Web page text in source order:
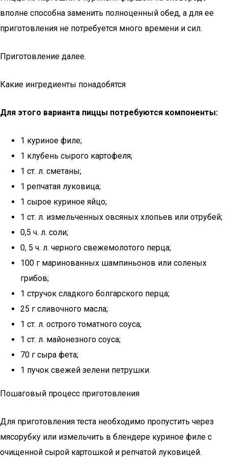
вполне способна заменить полноценный обед, а для ее
приготовления не потребуется много времени и сил.
Приготовление далее.
Какие ингредиенты понадобятся
Для этого варианта пиццы потребуются компоненты:
1 куриное филе;
1 клубень сырого картофеля;
1 ст. л. сметаны;
1 репчатая луковица;
1 сырое куриное яйцо;
1 ст. л. измельченных овсяных хлопьев или отрубей;
0,5 ч. л. соли;
0, 5 ч. л. черного свежемолотого перца;
100 г маринованных шампиньонов или соленых
грибов;
1 стручок сладкого болгарского перца;
25 г сливочного масла;
1 ст. л. острого томатного соуса;
1 ст. л. майонезного соуса;
70 г сыра фета;
1 пучок свежей зелени петрушки.
Пошаговый процесс приготовления
Для приготовления теста необходимо пропустить через
мясорубку или измельчить в блендере куриное филе с
очищенной сырой картошкой и репчатой луковицей.